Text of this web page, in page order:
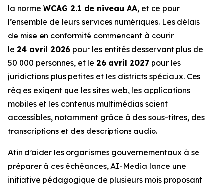
la norme WCAG 2.1 de niveau AA, et ce pour
l’ensemble de leurs services numériques. Les délais
de mise en conformité commencent à courir
le 24 avril 2026 pour les entités desservant plus de
50 000 personnes, et le 26 avril 2027 pour les
juridictions plus petites et les districts spéciaux. Ces
règles exigent que les sites web, les applications
mobiles et les contenus multimédias soient
accessibles, notamment grâce à des sous-titres, des
transcriptions et des descriptions audio.
Afin d’aider les organismes gouvernementaux à se
préparer à ces échéances, AI-Media lance une
initiative pédagogique de plusieurs mois proposant